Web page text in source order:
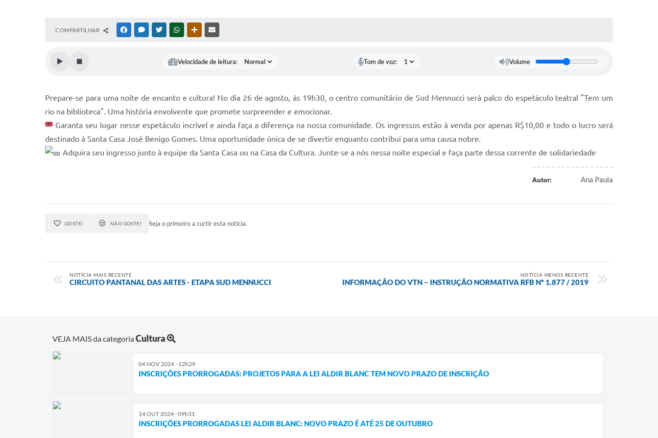
COMPARTILHAR FACEBOOKMESSENGER
TWITTERWHATSAPPOUTRAS MÍDIAS
Velocidade de leitura: Tom de voz: Volume
Prepare-se para uma noite de encanto e cultura! No dia 26 de agosto, às 19h30, o centro comunitário de Sud Mennucci será palco do espetáculo teatral "Tem um
rio na biblioteca". Uma história envolvente que promete surpreender e emocionar.
Garanta seu lugar nesse espetáculo incrível e ainda faça a diferença na nossa comunidade. Os ingressos estão à venda por apenas R$10,00 e todo o lucro será
destinado à Santa Casa José Benigo Gomes. Uma oportunidade única de se divertir enquanto contribui para uma causa nobre.
Adquira seu ingresso junto à equipe da Santa Casa ou na Casa da Cultura. Junte-se a nós nessa noite especial e faça parte dessa corrente de solidariedade
Autor: Ana Paula
GOSTEI NÃO GOSTEI Seja o primeiro a curtir esta notícia.
NOTÍCIA MAIS RECENTE
CIRCUITO PANTANAL DAS ARTES - ETAPA SUD MENNUCCI
NOTÍCIA MENOS RECENTE
INFORMAÇÃO DO VTN – INSTRUÇÃO NORMATIVA RFB Nº 1.877 / 2019
VEJA MAIS da categoriaCultura
04 NOV 2024 - 12h29
INSCRIÇÕES PRORROGADAS: PROJETOS PARA A LEI ALDIR BLANC TEM NOVO PRAZO DE INSCRIÇÃO
14 OUT 2024 - 09h31
INSCRIÇÕES PRORROGADAS LEI ALDIR BLANC: NOVO PRAZO É ATÉ 25 DE OUTUBRO